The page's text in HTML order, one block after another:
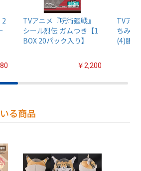
2
TVアニメ『呪術廻戦』
シール烈伝 ガムつき【1
BOX 20パック入り】
￥2,200
TVア
ちみけ
(4)脹相
る商品